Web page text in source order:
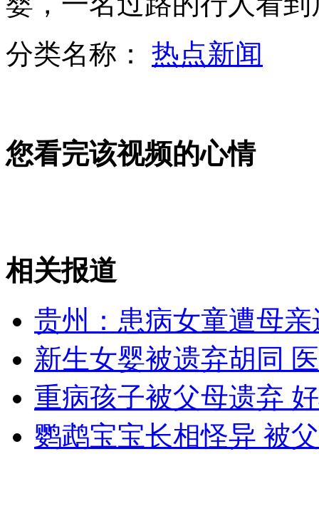
香港参与援建绵阳中学遭拆迁
山西运城恶犬咬伤多人 警民合力深夜将其击毙
外交部：有关国家言论片面不公正
安徽一实载49人客车翻车
走！跟着总书记去植树
分类名称： 热点新闻
您看完该视频的心情
相关报道
贵州：患病女童遭母
新生女婴被遗弃胡同
重病孩子被父母遗弃
鹦鹉宝宝长相怪异 被